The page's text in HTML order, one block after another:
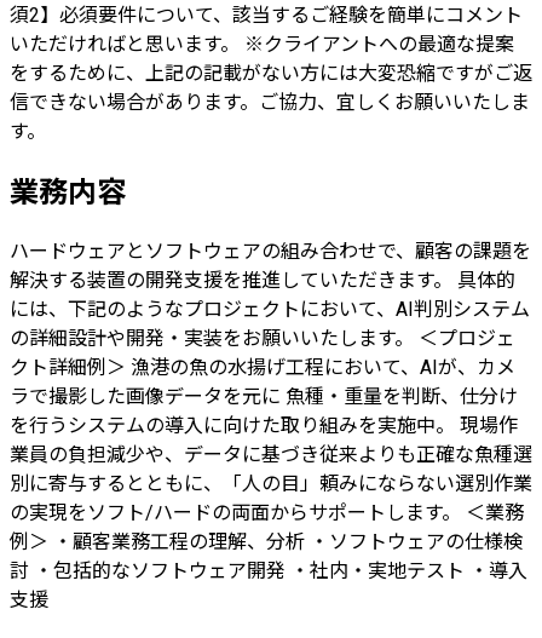
須2】必須要件について、該当するご経験を簡単にコメント
いただければと思います。 ※クライアントへの最適な提案
をするために、上記の記載がない方には大変恐縮ですがご返
信できない場合があります。ご協力、宜しくお願いいたしま
す。
業務内容
ハードウェアとソフトウェアの組み合わせで、顧客の課題を
解決する装置の開発支援を推進していただきます。 具体的
には、下記のようなプロジェクトにおいて、AI判別システム
の詳細設計や開発・実装をお願いいたします。 ＜プロジェ
クト詳細例＞ 漁港の魚の水揚げ工程において、AIが、カメ
ラで撮影した画像データを元に 魚種・重量を判断、仕分け
を行うシステムの導入に向けた取り組みを実施中。 現場作
業員の負担減少や、データに基づき従来よりも正確な魚種選
別に寄与するとともに、「人の目」頼みにならない選別作業
の実現をソフト/ハードの両面からサポートします。 ＜業務
例＞ ・顧客業務工程の理解、分析 ・ソフトウェアの仕様検
討 ・包括的なソフトウェア開発 ・社内・実地テスト ・導入
支援